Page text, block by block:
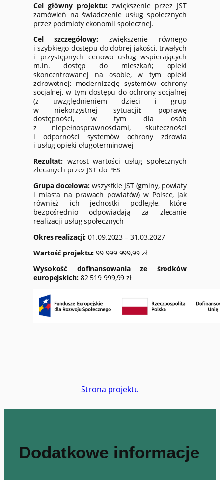
Cel główny projektu: zwiększenie przez JST
zamówień na świadczenie usług społecznych
przez podmioty ekonomii społecznej.
Cel szczegółowy: zwiększenie równego
i szybkiego dostępu do dobrej jakości, trwałych
i przystępnych cenowo usług wspierających
m.in. dostęp do mieszkań; opieki
skoncentrowanej na osobie, w tym opieki
zdrowotnej; modernizację systemów ochrony
socjalnej, w tym dostępu do ochrony socjalnej
(z uwzględnieniem dzieci i grup
w niekorzystnej sytuacji); poprawę
dostępności, w tym dla osób
z niepełnosprawnościami, skuteczności
i odporności systemów ochrony zdrowia
i usług opieki długoterminowej
Rezultat: wzrost wartości usług społecznych
zlecanych przez JST do PES
Grupa docelowa:wszystkie JST (gminy, powiaty
i miasta na prawach powiatów) w Polsce, jak
również ich jednostki podległe, które
bezpośrednio odpowiadają za zlecanie
realizacji usług społecznych
Okres realizacji: 01.09.2023 – 31.03.2027
Wartość projektu: 99 999 999,99 zł
Wysokość dofinansowania ze środków
europejskich:82 519 999,99 zł
Strona projektu
Dodatkowe informacje